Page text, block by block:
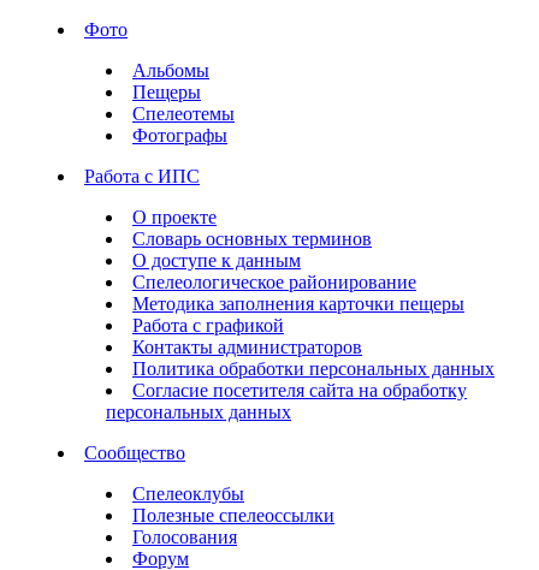
Фото
Альбомы
Пещеры
Спелеотемы
Фотографы
Работа с ИПС
О проекте
Словарь основных терминов
О доступе к данным
Спелеологическое районирование
Методика заполнения карточки пещеры
Работа с графикой
Контакты администраторов
Политика обработки персональных данных
Согласие посетителя сайта на обработку
персональных данных
Сообщество
Спелеоклубы
Полезные спелеоссылки
Голосования
Форум